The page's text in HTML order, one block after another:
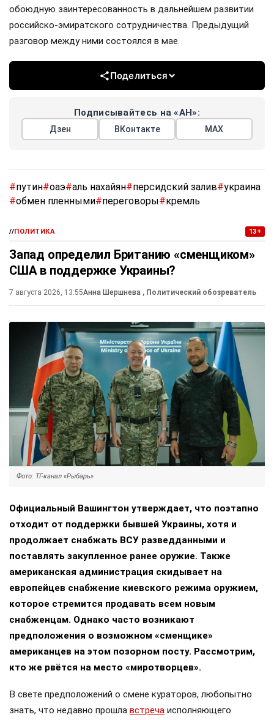
обоюдную заинтересованность в дальнейшем развитии
российско-эмиратского сотрудничества. Предыдущий
разговор между ними состоялся в мае.
Поделиться
Подписывайтесь на «АН»:
Дзен ВКонтакте МАХ
#путин#оаэ#аль нахайян#персидский залив#украина
#обмен пленными#переговоры#кремль
//ПОЛИТИКА 13+
Запад определил Британию «сменщиком»
США в поддержке Украины?
7 августа 2026, 13:55Анна Шершнева , Политический обозреватель
Фото: ТГ-канал «Рыбарь»
Официальный Вашингтон утверждает, что поэтапно
отходит от поддержки бывшей Украины, хотя и
продолжает снабжать ВСУ разведданными и
поставлять закупленное ранее оружие. Также
американская администрация скидывает на
европейцев снабжение киевского режима оружием,
которое стремится продавать всем новым
снабженцам. Однако часто возникают
предположения о возможном «сменщике»
американцев на этом позорном посту. Рассмотрим,
кто же рвётся на место «миротворцев».
В свете предположений о смене кураторов, любопытно
знать, что недавно прошла встреча исполняющего